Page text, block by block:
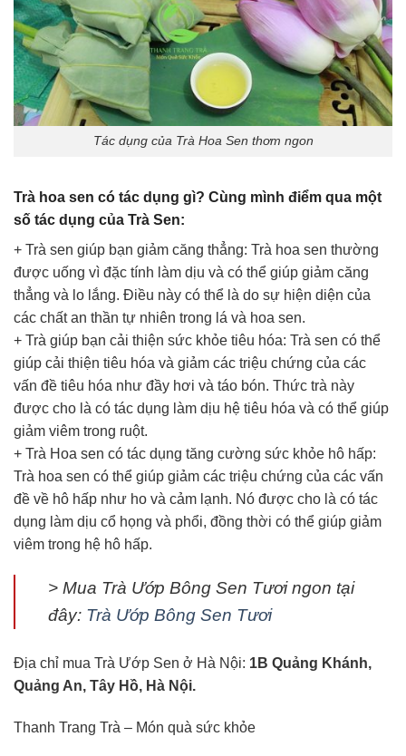
Tác dụng của Trà Hoa Sen thơm ngon
Trà hoa sen có tác dụng gì? Cùng mình điểm qua một
số tác dụng của Trà Sen:
+ Trà sen giúp bạn giảm căng thẳng: Trà hoa sen thường
được uống vì đặc tính làm dịu và có thể giúp giảm căng
thẳng và lo lắng. Điều này có thể là do sự hiện diện của
các chất an thần tự nhiên trong lá và hoa sen.
+ Trà giúp bạn cải thiện sức khỏe tiêu hóa: Trà sen có thể
giúp cải thiện tiêu hóa và giảm các triệu chứng của các
vấn đề tiêu hóa như đầy hơi và táo bón. Thức trà này
được cho là có tác dụng làm dịu hệ tiêu hóa và có thể giúp
giảm viêm trong ruột.
+ Trà Hoa sen có tác dụng tăng cường sức khỏe hô hấp:
Trà hoa sen có thể giúp giảm các triệu chứng của các vấn
đề về hô hấp như ho và cảm lạnh. Nó được cho là có tác
dụng làm dịu cổ họng và phổi, đồng thời có thể giúp giảm
viêm trong hệ hô hấp.
> Mua Trà Ướp Bông Sen Tươi ngon tại
đây: Trà Ướp Bông Sen Tươi
Địa chỉ mua Trà Ướp Sen ở Hà Nội: 1B Quảng Khánh,
Quảng An, Tây Hồ, Hà Nội.
Thanh Trang Trà – Món quà sức khỏe